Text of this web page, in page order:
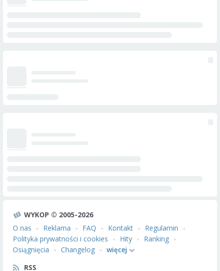
WYKOP © 2005-2026
O nas
Reklama FAQ Kontakt
Regulamin
Polityka prywatności i cookies
Hity
Ranking
Osiągnięcia
Changelog
więcej
RSS